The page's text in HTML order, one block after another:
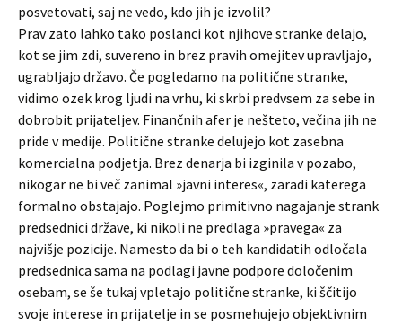
posvetovati, saj ne vedo, kdo jih je izvolil?
Prav zato lahko tako poslanci kot njihove stranke delajo,
kot se jim zdi, suvereno in brez pravih omejitev upravljajo,
ugrabljajo državo. Če pogledamo na politične stranke,
vidimo ozek krog ljudi na vrhu, ki skrbi predvsem za sebe in
dobrobit prijateljev. Finančnih afer je nešteto, večina jih ne
pride v medije. Politične stranke delujejo kot zasebna
komercialna podjetja. Brez denarja bi izginila v pozabo,
nikogar ne bi več zanimal »javni interes«, zaradi katerega
formalno obstajajo. Poglejmo primitivno nagajanje strank
predsednici države, ki nikoli ne predlaga »pravega« za
najvišje pozicije. Namesto da bi o teh kandidatih odločala
predsednica sama na podlagi javne podpore določenim
osebam, se še tukaj vpletajo politične stranke, ki ščitijo
svoje interese in prijatelje in se posmehujejo objektivnim